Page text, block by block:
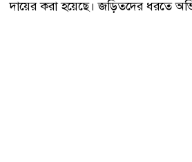
দায়ের করা হয়েছে। জড়িতদের ধরতে